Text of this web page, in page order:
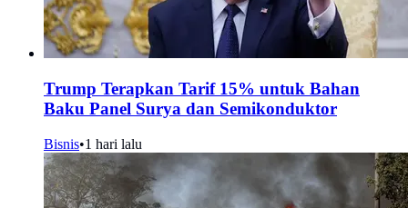
Trump Terapkan Tarif 15% untuk Bahan
Baku Panel Surya dan Semikonduktor
Bisnis•1 hari lalu